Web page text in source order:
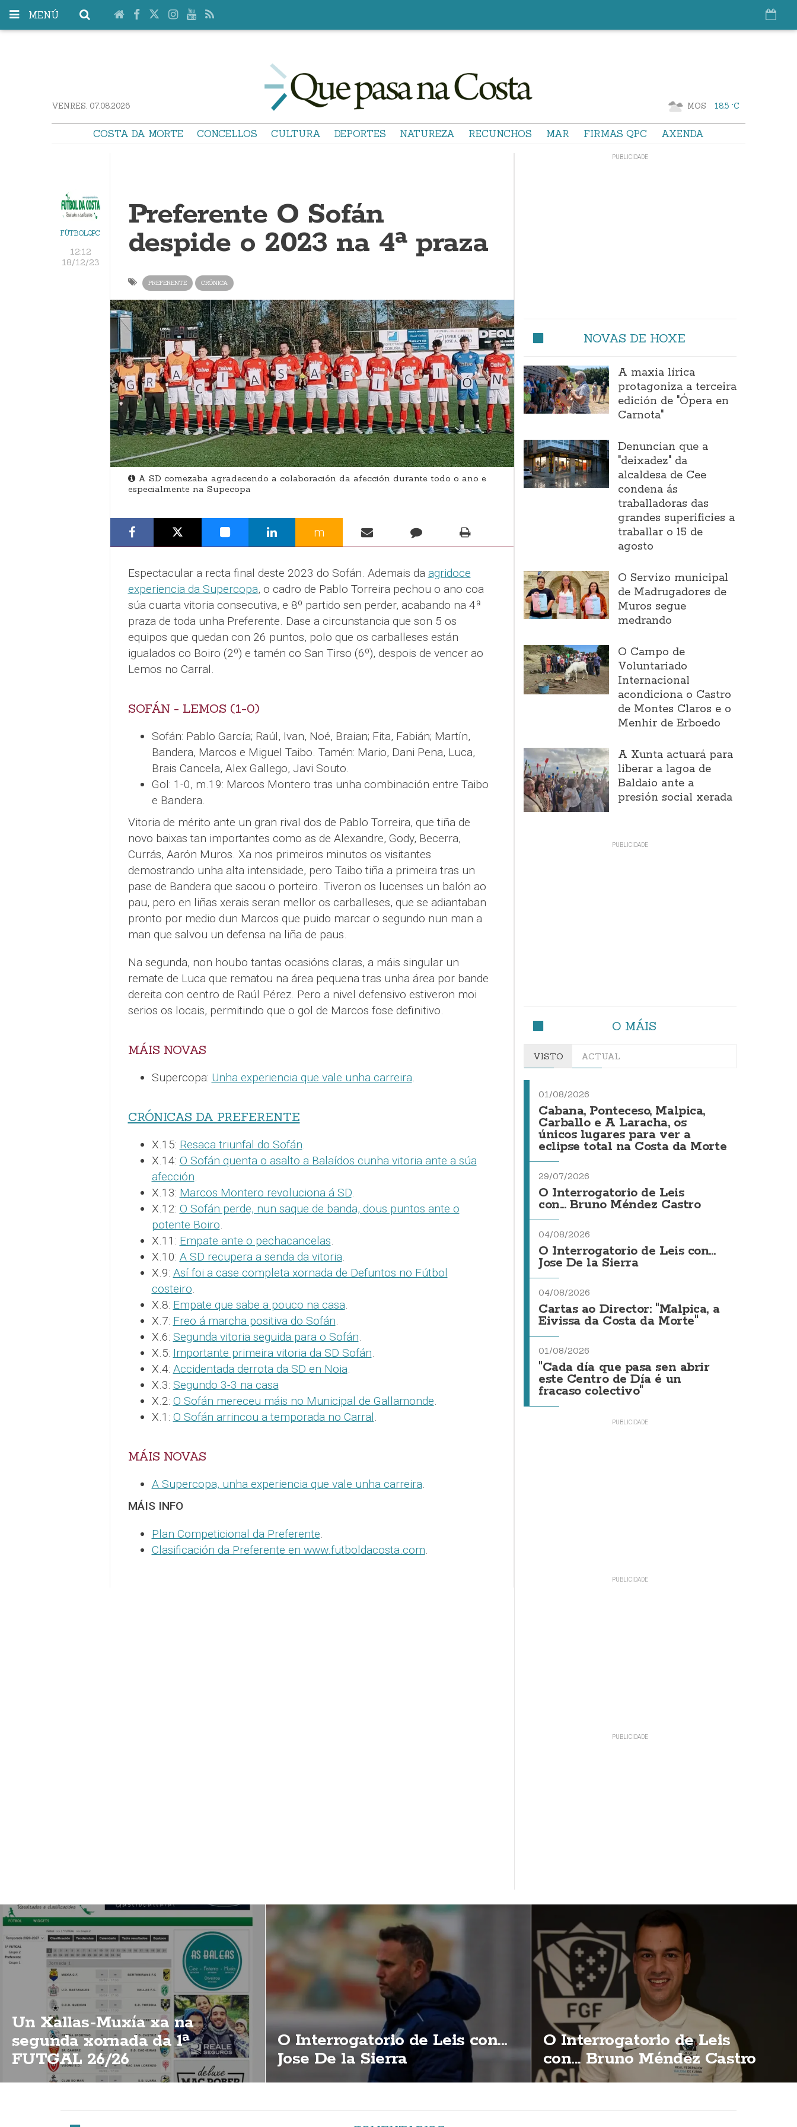
MENÚ
VENRES. 07.08.2026 MOS 18.5 °C
COSTA DA MORTE CONCELLOS CULTURA DEPORTES NATUREZA RECUNCHOS MAR FIRMAS QPC AXENDA
FÚTBOLQPC
12:12
18/12/23
Preferente O Sofán
despide o 2023 na 4ª praza
PREFERENTE CRÓNICA
A SD comezaba agradecendo a colaboración da afección durante todo o ano e
especialmente na Supecopa
m
Espectacular a recta final deste 2023 do Sofán. Ademais da agridoce
experiencia da Supercopa, o cadro de Pablo Torreira pechou o ano coa
súa cuarta vitoria consecutiva, e 8º partido sen perder, acabando na 4ª
praza de toda unha Preferente. Dase a circunstancia que son 5 os
equipos que quedan con 26 puntos, polo que os carballeses están
igualados co Boiro (2º) e tamén co San Tirso (6º), despois de vencer ao
Lemos no Carral.
SOFÁN - LEMOS (1-0)
Sofán: Pablo García; Raúl, Ivan, Noé, Braian; Fita, Fabián; Martín,
Bandera, Marcos e Miguel Taibo. Tamén: Mario, Dani Pena, Luca,
Brais Cancela, Alex Gallego, Javi Souto.
Gol: 1-0, m.19: Marcos Montero tras unha combinación entre Taibo
e Bandera.
Vitoria de mérito ante un gran rival dos de Pablo Torreira, que tiña de
novo baixas tan importantes como as de Alexandre, Gody, Becerra,
Currás, Aarón Muros. Xa nos primeiros minutos os visitantes
demostrando unha alta intensidade, pero Taibo tiña a primeira tras un
pase de Bandera que sacou o porteiro. Tiveron os lucenses un balón ao
pau, pero en liñas xerais seran mellor os carballeses, que se adiantaban
pronto por medio dun Marcos que puido marcar o segundo nun man a
man que salvou un defensa na liña de paus.
Na segunda, non houbo tantas ocasións claras, a máis singular un
remate de Luca que rematou na área pequena tras unha área por bande
dereita con centro de Raúl Pérez. Pero a nivel defensivo estiveron moi
serios os locais, permitindo que o gol de Marcos fose definitivo.
MÁIS NOVAS
Supercopa: Unha experiencia que vale unha carreira.
CRÓNICAS DA PREFERENTE
X.15: Resaca triunfal do Sofán.
X.14: O Sofán quenta o asalto a Balaídos cunha vitoria ante a súa
afección.
X.13: Marcos Montero revoluciona á SD.
X.12: O Sofán perde, nun saque de banda, dous puntos ante o
potente Boiro.
X.11: Empate ante o pechacancelas.
X.10: A SD recupera a senda da vitoria.
X.9: Así foi a case completa xornada de Defuntos no Fútbol
costeiro.
X.8: Empate que sabe a pouco na casa.
X.7: Freo á marcha positiva do Sofán.
X.6: Segunda vitoria seguida para o Sofán.
X.5: Importante primeira vitoria da SD Sofán.
X.4: Accidentada derrota da SD en Noia.
X.3: Segundo 3-3 na casa
X.2: O Sofán mereceu máis no Municipal de Gallamonde.
X.1: O Sofán arrincou a temporada no Carral.
MÁIS NOVAS
A Supercopa, unha experiencia que vale unha carreira.
MÁIS INFO
Plan Competicional da Preferente.
Clasificación da Preferente en www.futboldacosta.com.
NOVAS DE HOXE
A maxia lírica
protagoniza a terceira
edición de "Ópera en
Carnota"
Denuncian que a
"deixadez" da
alcaldesa de Cee
condena ás
traballadoras das
grandes superificies a
traballar o 15 de
agosto
O Servizo municipal
de Madrugadores de
Muros segue
medrando
O Campo de
Voluntariado
Internacional
acondiciona o Castro
de Montes Claros e o
Menhir de Erboedo
A Xunta actuará para
liberar a lagoa de
Baldaio ante a
presión social xerada
O MÁIS
VISTO ACTUAL
01/08/2026
Cabana, Ponteceso, Malpica,
Carballo e A Laracha, os
únicos lugares para ver a
eclipse total na Costa da Morte
29/07/2026
O Interrogatorio de Leis
con... Bruno Méndez Castro
04/08/2026
O Interrogatorio de Leis con...
Jose De la Sierra
04/08/2026
Cartas ao Director: "Malpica, a
Eivissa da Costa da Morte"
01/08/2026
"Cada día que pasa sen abrir
este Centro de Día é un
fracaso colectivo"
Un Xallas-Muxía xa na
segunda xornada da 1ª
FUTGAL 26/26
O Interrogatorio de Leis con...
Jose De la Sierra
O Interrogatorio de Leis
con... Bruno Méndez Castro